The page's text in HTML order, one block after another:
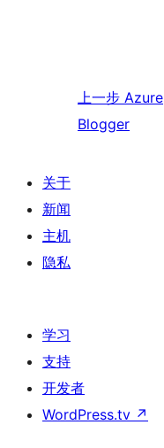
上一步 Azure
Blogger
关于
新闻
主机
隐私
学习
支持
开发者
WordPress.tv ↗